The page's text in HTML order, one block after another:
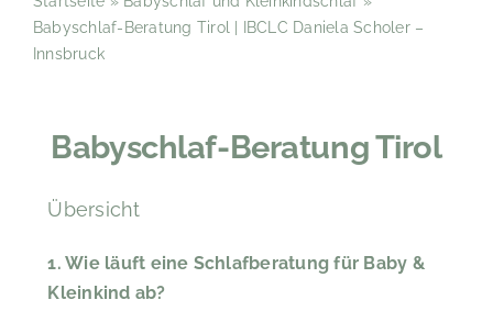
Home
Beratungen
Kurse
Babyschlaf-Beratung Tirol | IBCLC Daniela Scholer –
Innsbruck
Babyschlaf-Beratung Tirol
Übersicht
1. Wie läuft eine Schlafberatung für Baby &
Kleinkind ab?